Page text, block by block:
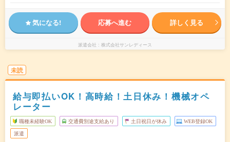
気になる! 応募へ進む 詳しく見る
派遣会社 株式会社サンレディース
未読
給与即払いOK！高時給！土日休み！機械オペ
レーター
職種未経験OK 交通費別途支給あり 土日祝日が休み WEB登録OK
派遣